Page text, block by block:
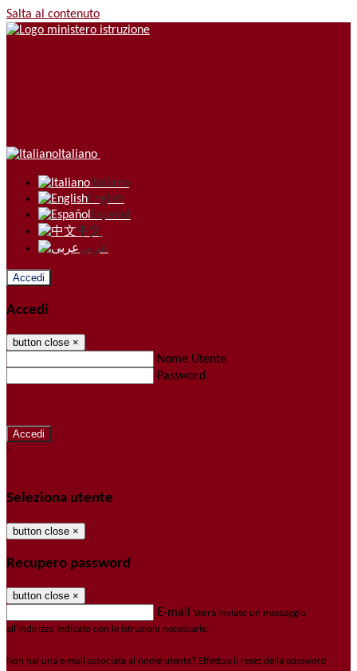
Salta al contenuto
Italiano
Italiano
English
Español
中文
عربى
Accedi
Accedi
button close ×
Nome Utente
Password
-
Seleziona utente
button close ×
Recupero password
button close ×
E-mail Verrà inviato un messaggio
all'indirizzo indicato con le istruzioni necessarie.
Non hai una e-mail associata al nome utente? Effettua il reset della password